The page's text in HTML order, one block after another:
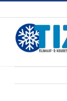
inhoud